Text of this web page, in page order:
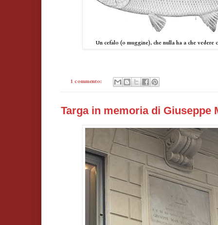
Un cefalo (o muggine), che nulla ha a che vedere
1 commento:
Targa in memoria di Giuseppe